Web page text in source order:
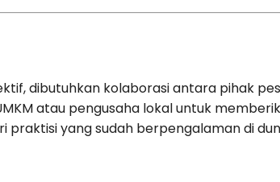
dibutuhkan kolaborasi antara pihak
atau pengusaha lokal untuk
yang sudah berpengalaman di